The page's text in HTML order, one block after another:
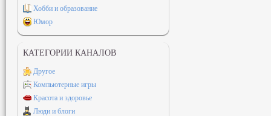
Хобби и образование
Юмор
КАТЕГОРИИ КАНАЛОВ
Другое
Компьютерные игры
Красота и здоровье
Люди и блоги